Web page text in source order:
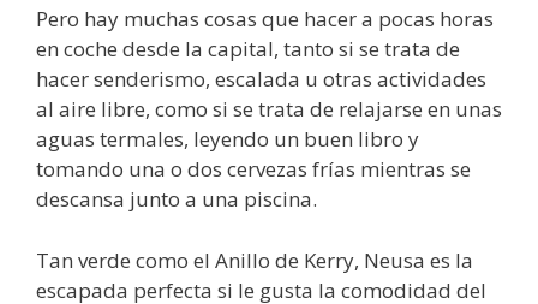
Pero hay muchas cosas que hacer a pocas horas
en coche desde la capital, tanto si se trata de
hacer senderismo, escalada u otras actividades
al aire libre, como si se trata de relajarse en unas
aguas termales, leyendo un buen libro y
tomando una o dos cervezas frías mientras se
descansa junto a una piscina.
Tan verde como el Anillo de Kerry, Neusa es la
escapada perfecta si le gusta la comodidad del